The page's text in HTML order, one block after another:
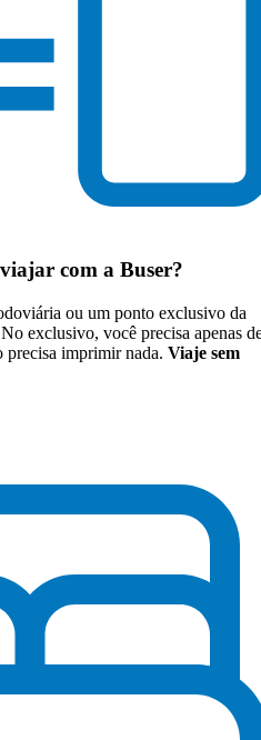
com a Buser?
ou um ponto exclusivo da
exclusivo, você precisa apenas
precisa imprimir nada. Viaje sem